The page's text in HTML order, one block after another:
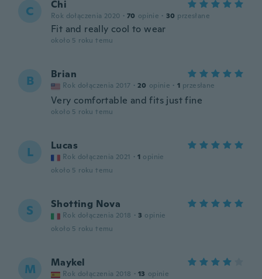
C Chi
Rok dołączenia 2020 · 70 opinie · 30 przesłane
Fit and really cool to wear
około 5 roku temu
B Brian
Rok dołączenia 2017 · 20 opinie · 1 przesłane
Very comfortable and fits just fine
około 5 roku temu
L Lucas
Rok dołączenia 2021 · 1 opinie
około 5 roku temu
S Shotting Nova
Rok dołączenia 2018 · 3 opinie
około 5 roku temu
M Maykel
Rok dołączenia 2018 · 13 opinie